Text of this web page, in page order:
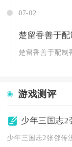
07-02
楚留香善于配制
游戏测评
少年三国志2